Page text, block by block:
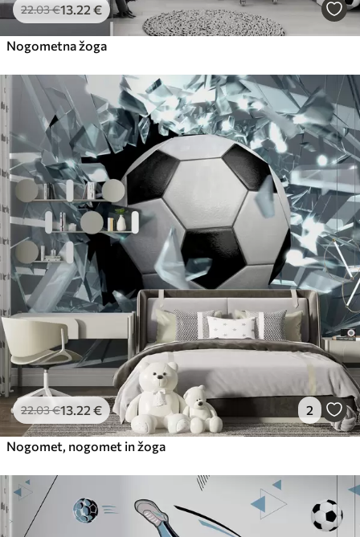
22.03€13 .22 €
Nogometna žoga
22.03€13 .22 € 2
Nogomet, nogomet in žoga